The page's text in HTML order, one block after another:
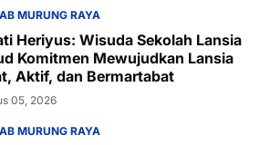
MURUNG RAYA
Heriyus: Wisuda Sekolah Lansia
Komitmen Mewujudkan Lansia
Aktif, dan Bermartabat
05, 2026
MURUNG RAYA